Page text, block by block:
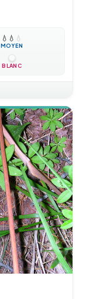
💧 💧 💧
MOYEN
BLANC